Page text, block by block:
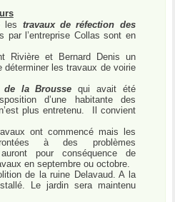
les travaux de réfection des
par l’entreprise Collas sont en
Rivière et Bernard Denis un
déterminer les travaux de voirie
de la Brousse qui avait été
d’une habitante des
plus entretenu.
Il convient
ont commencé mais les
à des problèmes
auront pour conséquence de
en septembre ou octobre.
de la ruine Delavaud. A la
Le jardin sera maintenu